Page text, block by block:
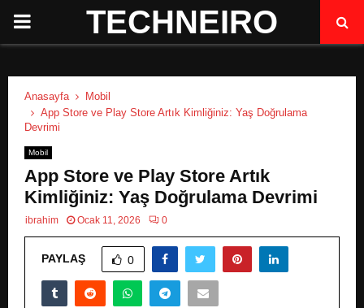
P
M
A
R
TECHNEIRO
Anasayfa
Mobil
App Store ve Play Store Artık Kimliğiniz: Yaş Doğrulama
Devrimi
Mobil
App Store ve Play Store Artık
Kimliğiniz: Yaş Doğrulama Devrimi
ibrahim Ocak 11, 2026 0
PAYLAŞ 0